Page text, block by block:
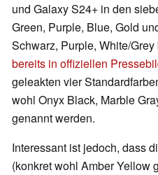
und Galaxy S24+ in den
Green, Purple, Blue, Gold
Schwarz, Purple, White/
bereits in offiziellen
geleakten vier
wohl Onyx Black, Marble
genannt werden.
Interessant ist jedoch, dass
(konkret wohl Amber Yellow